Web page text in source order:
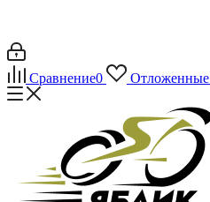
Сравнение0 Отложенные